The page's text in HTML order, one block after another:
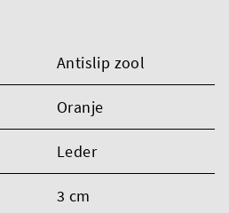
Antislip zool
Oranje
Leder
3 cm